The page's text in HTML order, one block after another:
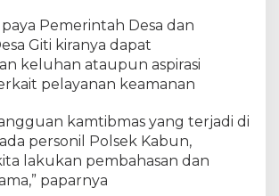
s
e
k
K
b
n
S
a
Pemerintah Desa dan
Giti kiranya dapat
keluhan ataupun aspirasi
pelayanan keamanan
kamtibmas yang terjadi di
personil Polsek Kabun,
lakukan pembahasan dan
paparnya